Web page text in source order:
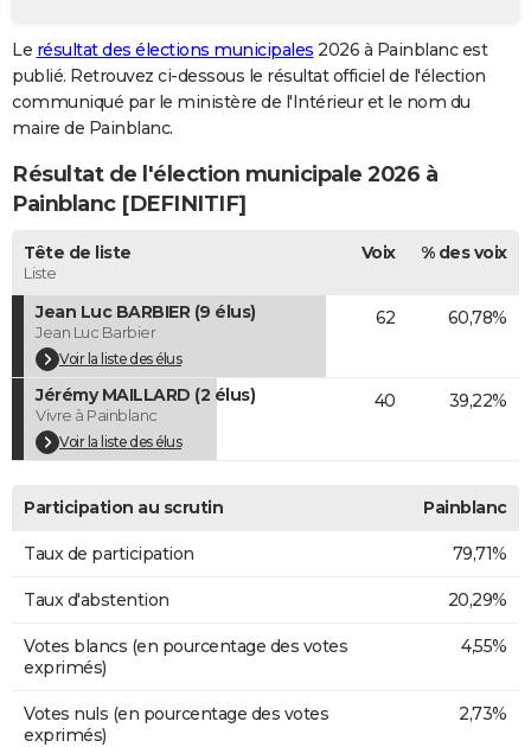
GUIDES D'ACHAT
BONS PLANS
CARTE DE VOEUX
Carte de Noël
Carte Bonne année
Carte Saint-Valentin
Carte Pâques
Carte d'anniversaire
DICTIONNAIRE
Dictionnaire
Biographies
Citations
Expressions
Proverbes
PROGRAMME TV
COPAINS D'AVANT
S'inscrire
Se connecter
Lycées
Collèges
Primaires
Universités
Entreprises
Service militaire
Avis de recherche
AVIS DE DÉCÈS
FORUM
Bricolage
Lifestyle
Culture
Sport
Auto
Television
Voyage
Cinema
Le résultat des élections municipales 2026 à Painblanc est
publié. Retrouvez ci-dessous le résultat officiel de l'élection
communiqué par le ministère de l'Intérieur et le nom du
maire de Painblanc.
Résultat de l'élection municipale 2026 à
Painblanc [DEFINITIF]
Tête de liste
Liste
Voix % des voix
Jean Luc BARBIER (9 élus)
Jean Luc Barbier
Voir la liste des élus
62 60,78%
Jérémy MAILLARD (2 élus)
Vivre à Painblanc
Voir la liste des élus
40 39,22%
Participation au scrutin Painblanc
Taux de participation 79,71%
Taux d'abstention 20,29%
Votes blancs (en pourcentage des votes
exprimés)
4,55%
Votes nuls (en pourcentage des votes
exprimés)
2,73%